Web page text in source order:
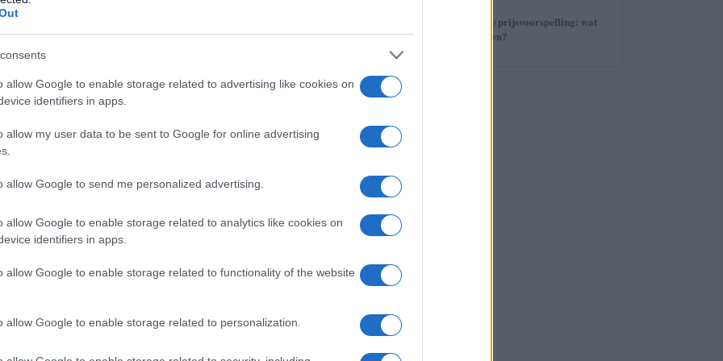
allow Google to enable storage related to advertising like cookies on
identifiers in apps.
allow my user data to be sent to Google for online advertising
allow Google to send me personalized advertising.
allow Google to enable storage related to analytics like cookies on
identifiers in apps.
allow Google to enable storage related to functionality of the website
allow Google to enable storage related to personalization.
van Bitcoin, met een focus op technologische
grote publiek. We bekijken ook hoe deze factoren
te geven.
innovatie
de voortdurende technologische innovatie
uit te voeren. Deze technologie kan
vooral in gebieden waar traditionele
Avalanche (AVAX) prijsvoorspelling: wat
staat ons te wachten?